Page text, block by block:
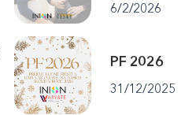
6/2/2026
PF 2026
31/12/2025